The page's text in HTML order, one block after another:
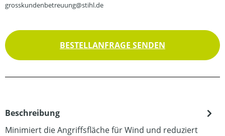
grosskundenbetreuung@stihl.de
BESTELLANFRAGE SENDEN
Beschreibung
Minimiert die Angriffsfläche für Wind und reduziert